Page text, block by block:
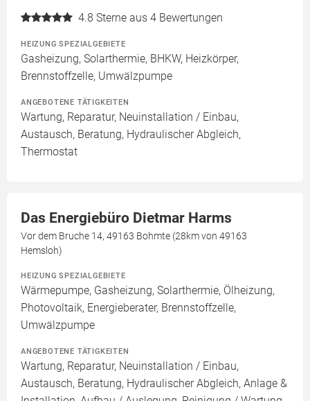
4.8 Sterne aus 4 Bewertungen
HEIZUNG SPEZIALGEBIETE
Gasheizung, Solarthermie, BHKW, Heizkörper,
Brennstoffzelle, Umwälzpumpe
ANGEBOTENE TÄTIGKEITEN
Wartung, Reparatur, Neuinstallation / Einbau,
Austausch, Beratung, Hydraulischer Abgleich,
Thermostat
Das Energiebüro Dietmar Harms
Vor dem Bruche 14, 49163 Bohmte (28km von 49163
Hemsloh)
HEIZUNG SPEZIALGEBIETE
Wärmepumpe, Gasheizung, Solarthermie, Ölheizung,
Photovoltaik, Energieberater, Brennstoffzelle,
Umwälzpumpe
ANGEBOTENE TÄTIGKEITEN
Wartung, Reparatur, Neuinstallation / Einbau,
Austausch, Beratung, Hydraulischer Abgleich, Anlage &